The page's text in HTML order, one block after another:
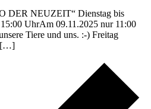
DER NEUZEIT“ Dienstag bis
UhrAm 09.11.2025 nur 11:00
Tiere und uns. :-) Freitag
[…]